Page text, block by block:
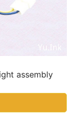
assembly